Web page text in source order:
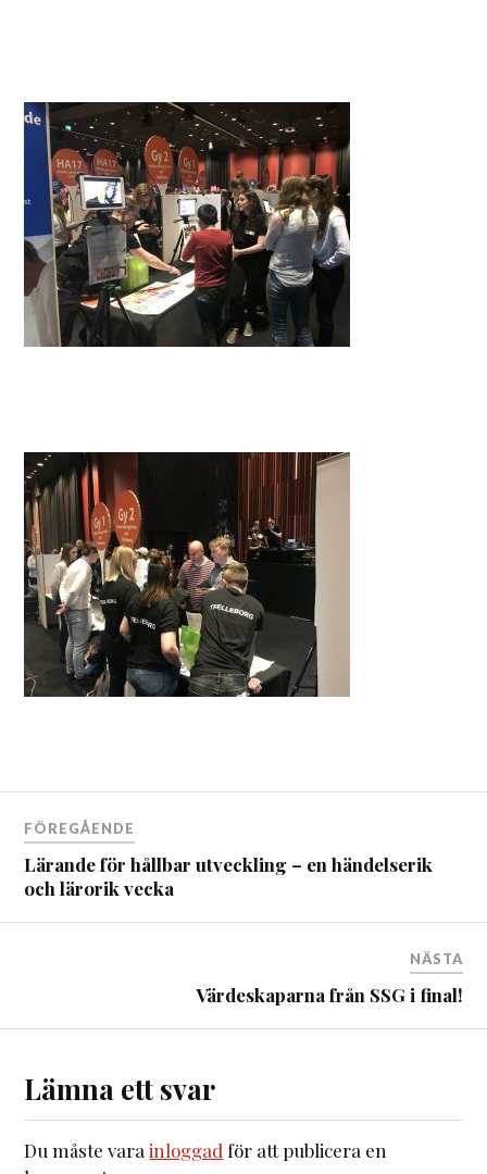
FÖREGÅENDE
Lärande för hållbar utveckling – en händelserik
och lärorik vecka
NÄSTA
Värdeskaparna från SSG i final!
Lämna ett svar
Du måste varainloggad för att publicera en